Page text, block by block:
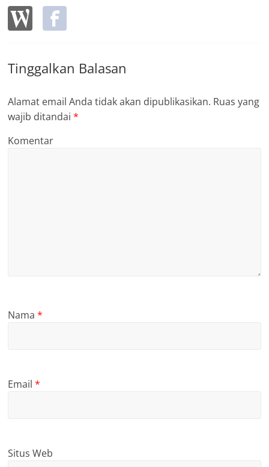
Tinggalkan Balasan
Alamat email Anda tidak akan dipublikasikan. Ruas yang
wajib ditandai*
Komentar
Nama*
Email*
Situs Web